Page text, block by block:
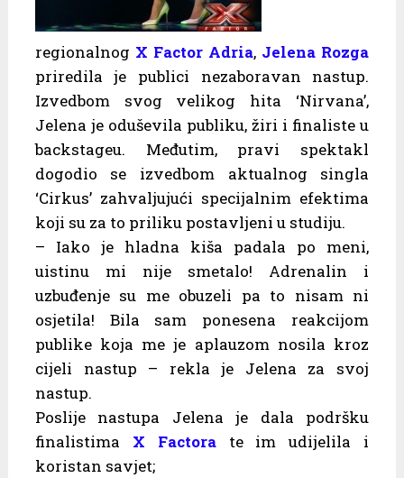
regionalnog X Factor Adria, Jelena Rozga
priredila je publici nezaboravan nastup.
Izvedbom svog velikog hita ‘Nirvana’,
Jelena je oduševila publiku, žiri i finaliste u
backstageu. Međutim, pravi spektakl
dogodio se izvedbom aktualnog singla
‘Cirkus’ zahvaljujući specijalnim efektima
koji su za to priliku postavljeni u studiju.
– Iako je hladna kiša padala po meni,
uistinu mi nije smetalo! Adrenalin i
uzbuđenje su me obuzeli pa to nisam ni
osjetila! Bila sam ponesena reakcijom
publike koja me je aplauzom nosila kroz
cijeli nastup – rekla je Jelena za svoj
nastup.
Poslije nastupa Jelena je dala podršku
finalistima X Factorate im udijelila i
koristan savjet;